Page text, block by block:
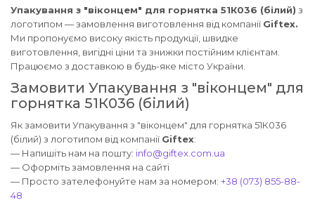
Упакування з "віконцем" для горнятка 51К036 (білий) з
логотипом — замовлення виготовлення від компанії Giftex.
Ми пропонуємо високу якість продукції, швидке
виготовлення, вигідні ціни та знижки постійним клієнтам.
Працюємо з доставкою в будь-яке місто України.
Замовити Упакування з "віконцем" для
горнятка 51К036 (білий)
Як замовити Упакування з "віконцем" для горнятка 51К036
(білий) з логотипом від компанії Giftex:
— Напишіть нам на пошту: info@giftex.com.ua
— Оформіть замовлення на сайті
— Просто зателефонуйте нам за номером: +38 (073) 855-88-
48